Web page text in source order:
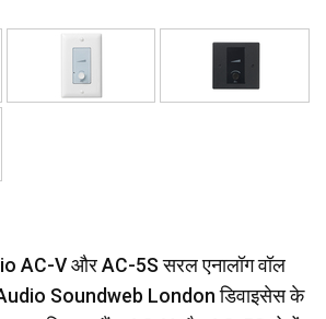
AC-V और AC-5S सरल एनालॉग वॉल
Soundweb London डिवाइसेस के